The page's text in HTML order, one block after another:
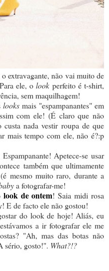
extravagante, não vai muito de
ele, olook perfeito é t-shirt,
sem maquilhagem!
looks mais "espampanantes" em
com ele! (É claro que não
nada vestir roupa de que
mais tempo com ele, não é?:p
Apetece-se usar
também que ultimamente
mesmo muito raro, durante a
a fotografar-me!
look de ontem! Saia midi rosa
! E de facto ele não gostou!
do look de hoje! Aliás, eu
a ir fotografar ele me
"Ah, mas das botas não
sério, gosto!". What?!?